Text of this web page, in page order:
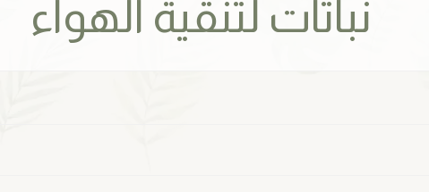
نباتات لتنقية الهواء